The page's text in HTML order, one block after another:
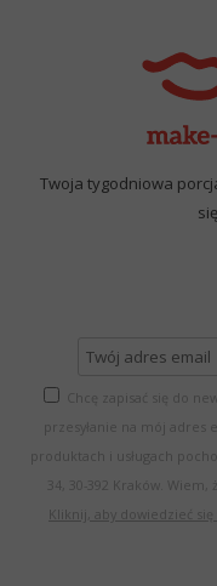
Twoja tygodniowa
Chcę zapisać się do
przesyłanie na mój adres
produktach i usługach
34, 30-392 Kraków. Wiem,
Kliknij, aby dowiedzieć